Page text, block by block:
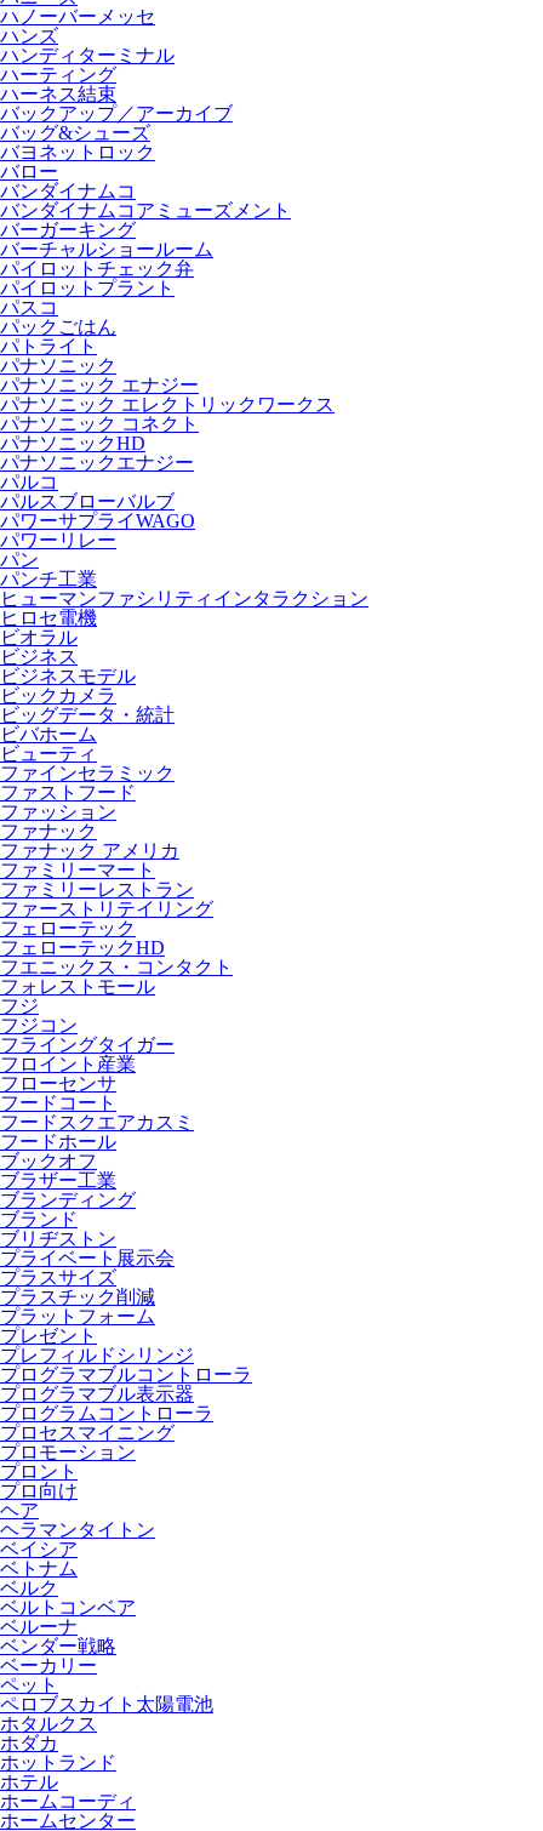
ハノーバーメッセ
ハンズ
ハンディターミナル
ハーティング
ハーネス結束
バックアップ／アーカイブ
バッグ&シューズ
バヨネットロック
バロー
バンダイナムコ
バンダイナムコアミューズメント
バーガーキング
バーチャルショールーム
パイロットチェック弁
パイロットプラント
パスコ
パックごはん
パトライト
パナソニック
パナソニック エナジー
パナソニック エレクトリックワークス
パナソニック コネクト
パナソニックHD
パナソニックエナジー
パルコ
パルスブローバルブ
パワーサプライWAGO
パワーリレー
パン
パンチ工業
ヒューマンファシリティインタラクション
ヒロセ電機
ビオラル
ビジネス
ビジネスモデル
ビックカメラ
ビッグデータ・統計
ビバホーム
ビューティ
ファインセラミック
ファストフード
ファッション
ファナック
ファナック アメリカ
ファミリーマート
ファミリーレストラン
ファーストリテイリング
フェローテック
フェローテックHD
フエニックス・コンタクト
フォレストモール
フジ
フジコン
フライングタイガー
フロイント産業
フローセンサ
フードコート
フードスクエアカスミ
フードホール
ブックオフ
ブラザー工業
ブランディング
ブランド
ブリヂストン
プライベート展示会
プラスサイズ
プラスチック削減
プラットフォーム
プレゼント
プレフィルドシリンジ
プログラマブルコントローラ
プログラマブル表示器
プログラムコントローラ
プロセスマイニング
プロモーション
プロント
プロ向け
ヘア
ヘラマンタイトン
ベイシア
ベトナム
ベルク
ベルトコンベア
ベルーナ
ベンダー戦略
ベーカリー
ペット
ペロブスカイト太陽電池
ホタルクス
ホダカ
ホットランド
ホテル
ホームコーディ
ホームセンター